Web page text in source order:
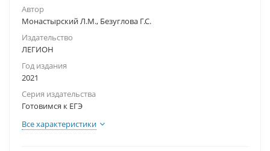
Автор
Монастырский Л.М., Безуглова Г.С.
Издательство
ЛЕГИОН
Год издания
2021
Серия издательства
Готовимся к ЕГЭ
Все характеристики